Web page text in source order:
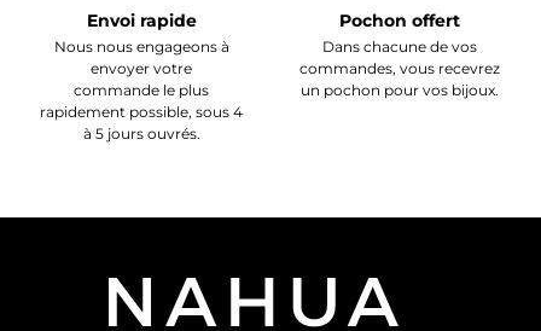
Envoi rapide
Nous nous engageons à
envoyer votre
commande le plus
rapidement possible, sous 4
à 5 jours ouvrés.
Pochon offert
Dans chacune de vos
commandes, vous recevrez
un pochon pour vos bijoux.